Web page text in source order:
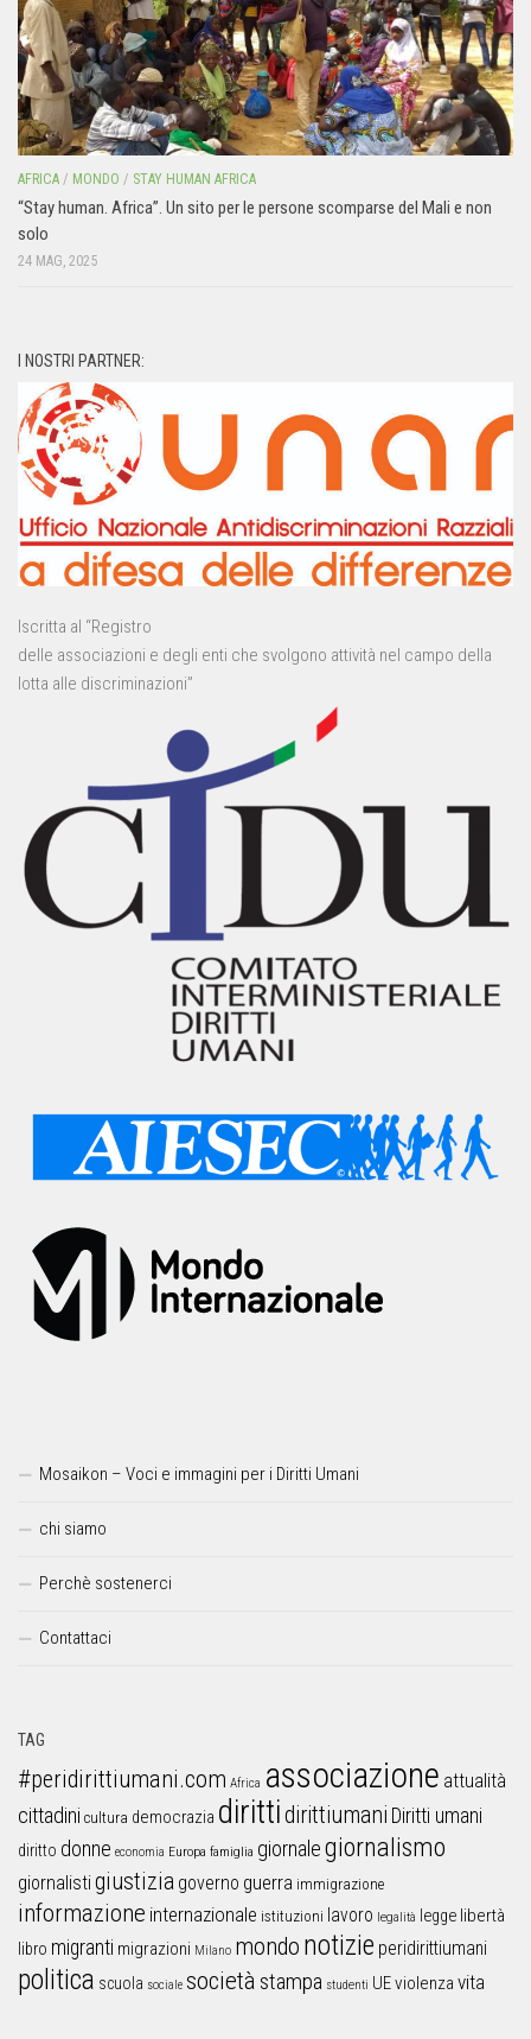
AFRICA / MONDO / STAY HUMAN AFRICA
“Stay human. Africa”. Un sito per le persone scomparse del Mali e non
solo
24 MAG, 2025
I NOSTRI PARTNER:
Iscritta al “Registro
delle associazioni e degli enti che svolgono attività nel campo della
lotta alle discriminazioni”
Mosaikon – Voci e immagini per i Diritti Umani
chi siamo
Perchè sostenerci
Contattaci
TAG
#peridirittiumani.com Africa associazione attualità
cittadini cultura democrazia dirittidirittiumani Diritti umani
diritto donne economia Europa famiglia giornalegiornalismo
giornalistigiustizia governo guerra immigrazione
informazione internazionale istituzioni lavoro legalità legge libertà
libro migranti migrazioni Milano mondo notizie peridirittiumani
politica scuola sociale società stampa studenti UEviolenza vita